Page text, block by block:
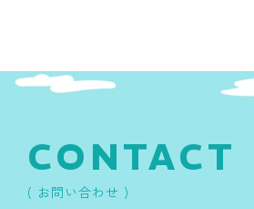
CONTACT
( お問い合わせ )